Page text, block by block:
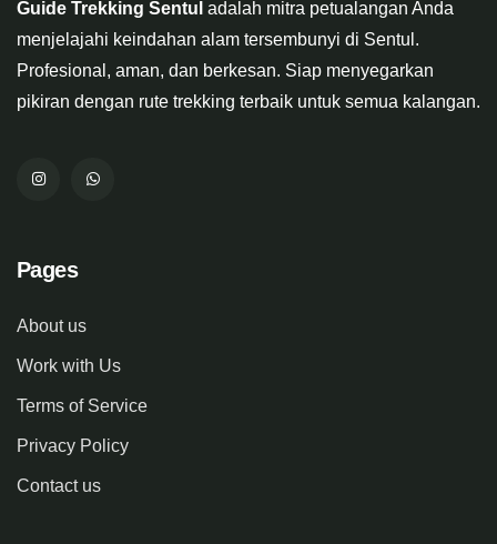
Guide Trekking Sentul adalah mitra petualangan Anda
menjelajahi keindahan alam tersembunyi di Sentul.
Profesional, aman, dan berkesan. Siap menyegarkan
pikiran dengan rute trekking terbaik untuk semua kalangan.
Pages
About us
Work with Us
Terms of Service
Privacy Policy
Contact us